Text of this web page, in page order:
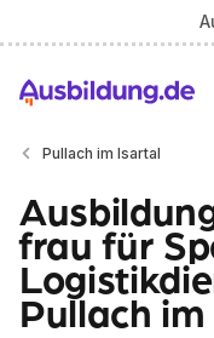
Pullach im Isartal
frau für
Pullach